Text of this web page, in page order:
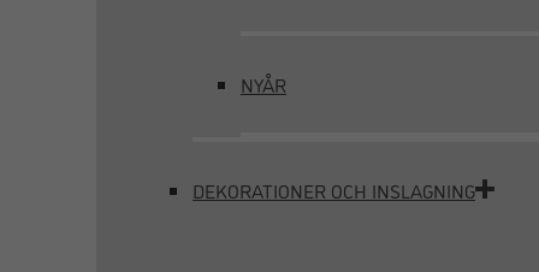
NYÅR
DEKORATIONER OCH INSLAGNING